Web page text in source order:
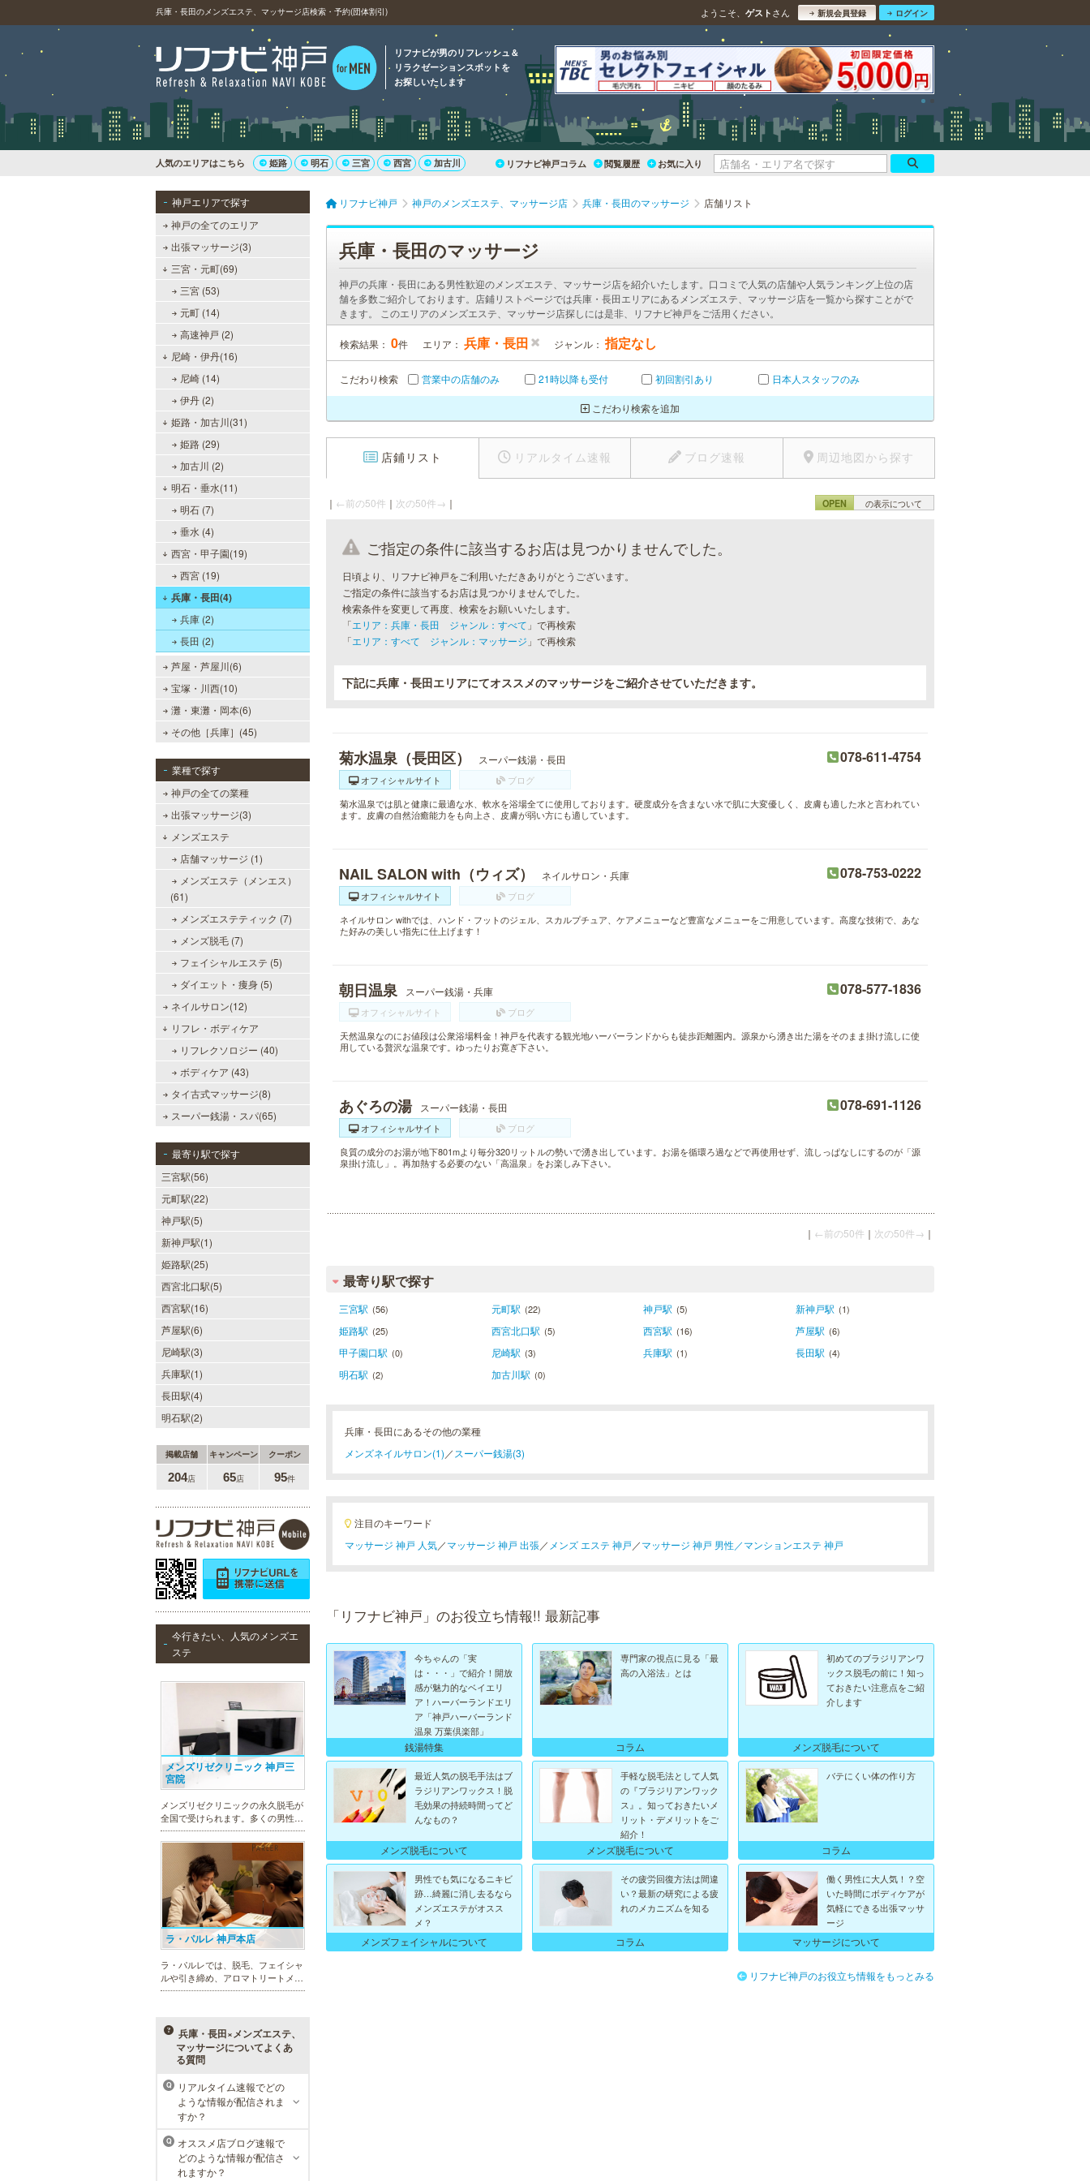
兵庫・長田のメンズエステ、マッサージ店検索・予約(団体割引) ようこそ、 ゲスト さん 新規会員登録 ログイン
リフナビが男のリフレッシュ＆
リラクゼーションスポットを
お探しいたします
人気のエリアはこちら 姫路 明石 三宮 西宮 加古川 リフナビ神戸コラム 閲覧履歴 お気に入り
神戸エリアで探す
神戸の全てのエリア
出張マッサージ(3)
三宮・元町(69)
三宮 (53)
元町 (14)
高速神戸 (2)
尼崎・伊丹(16)
尼崎 (14)
伊丹 (2)
姫路・加古川(31)
姫路 (29)
加古川 (2)
明石・垂水(11)
明石 (7)
垂水 (4)
西宮・甲子園(19)
西宮 (19)
兵庫・長田(4)
兵庫 (2)
長田 (2)
芦屋・芦屋川(6)
宝塚・川西(10)
灘・東灘・岡本(6)
その他［兵庫］(45)
業種で探す
神戸の全ての業種
出張マッサージ(3)
メンズエステ
店舗マッサージ (1)
メンズエステ（メンエス）
(61)
メンズエステティック (7)
メンズ脱毛 (7)
フェイシャルエステ (5)
ダイエット・痩身 (5)
ネイルサロン(12)
リフレ・ボディケア
リフレクソロジー (40)
ボディケア (43)
タイ古式マッサージ(8)
スーパー銭湯・スパ(65)
最寄り駅で探す
三宮駅(56)
元町駅(22)
神戸駅(5)
新神戸駅(1)
姫路駅(25)
西宮北口駅(5)
西宮駅(16)
芦屋駅(6)
尼崎駅(3)
兵庫駅(1)
長田駅(4)
明石駅(2)
掲載店舗 キャンペーン クーポン
204店 65店 95件
今行きたい、人気のメンズエ
ステ
メンズリゼクリニック 神戸三
宮院
メンズリゼクリニックの永久脱毛が
全国で受けられます。多くの男性患
者様にご支持頂き、新宿1院から始
まったメンズリゼクリニックが、現
在では提携院含め全国10院を展開す
るクリニックになりました。
ラ・パルレ 神戸本店
ラ・パルレでは、脱毛、フェイシャ
ルや引き締め、アロマトリートメン
ト、本格的なダイエットコース等、
回限定体験コースも多数取り揃えて
おります。
MEN’S TBC ミント神戸三宮店
メンズTBCは、ヒゲ脱毛やからだ脱
毛、ボディ引き締め、フェイシャル
等、清潔感を保ちたい方や、お手入
れを楽に済ませたい方を全力でサポ
ート致します。各種体験コースもご
兵庫・長田×メンズエステ、
マッサージについてよくあ
る質問
Q
リアルタイム速報でどの
ような情報が配信されま
すか？
Q
オススメ店ブログ速報で
どのような情報が配信さ
れますか？
リフナビ神戸 神戸のメンズエステ、マッサージ店 兵庫・長田のマッサージ 店舗リスト
兵庫・長田のマッサージ
神戸の兵庫・長田にある男性歓迎のメンズエステ、マッサージ店を紹介いたします。口コミで人気の店舗や人気ランキング上位の店
舗を多数ご紹介しております。店鋪リストページでは兵庫・長田エリアにあるメンズエステ、マッサージ店を一覧から探すことがで
きます。 このエリアのメンズエステ、マッサージ店探しには是非、リフナビ神戸をご活用ください。
検索結果： 0件 エリア： 兵庫・長田 ジャンル： 指定なし
こだわり検索 営業中の店舗のみ 21時以降も受付 初回割引あり 日本人スタッフのみ
こだわり検索を追加
店鋪リスト リアルタイム速報 ブログ速報 周辺地図から探す
｜ ←前の50件 ｜ 次の50件→ ｜ OPEN の表示について
ご指定の条件に該当するお店は見つかりませんでした。
日頃より、リフナビ神戸をご利用いただきありがとうございます。
ご指定の条件に該当するお店は見つかりませんでした。
検索条件を変更して再度、検索をお願いいたします。
「エリア：兵庫・長田 ジャンル：すべて 」で再検索
「エリア：すべて ジャンル：マッサージ 」で再検索
下記に兵庫・長田エリアにてオススメのマッサージをご紹介させていただきます。
菊水温泉（長田区） スーパー銭湯・長田 078-611-4754
オフィシャルサイト
ブログ
菊水温泉では肌と健康に最適な水、軟水を浴場全てに使用しております。硬度成分を含まない水で肌に大変優しく、皮膚も適した水と言われてい
ます。皮膚の自然治癒能力をも向上さ、皮膚が弱い方にも適しています。
NAIL SALON with（ウィズ） ネイルサロン・兵庫 078-753-0222
オフィシャルサイト
ブログ
ネイルサロン withでは、ハンド・フットのジェル、スカルプチュア、ケアメニューなど豊富なメニューをご用意しています。高度な技術で、あな
た好みの美しい指先に仕上げます！
朝日温泉 スーパー銭湯・兵庫 078-577-1836
オフィシャルサイト
ブログ
天然温泉なのにお値段は公衆浴場料金！神戸を代表する観光地ハーバーランドからも徒歩距離圏内。源泉から湧き出た湯をそのまま掛け流しに使
用している贅沢な温泉です。ゆったりお寛ぎ下さい。
あぐろの湯 スーパー銭湯・長田 078-691-1126
オフィシャルサイト
ブログ
良質の成分のお湯が地下801mより毎分320リットルの勢いで湧き出しています。お湯を循環ろ過などで再使用せず、流しっぱなしにするのが「源
泉掛け流し」。再加熱する必要のない「高温泉」をお楽しみ下さい。
｜ ←前の50件 ｜ 次の50件→ ｜
最寄り駅で探す
三宮駅 (56) 元町駅 (22) 神戸駅 (5) 新神戸駅 (1)
姫路駅 (25) 西宮北口駅 (5) 西宮駅 (16) 芦屋駅 (6)
甲子園口駅 (0) 尼崎駅 (3) 兵庫駅 (1) 長田駅 (4)
明石駅 (2) 加古川駅 (0)
兵庫・長田にあるその他の業種
メンズネイルサロン(1) ／ スーパー銭湯(3)
注目のキーワード
マッサージ 神戸 人気／マッサージ 神戸 出張／ メンズ エステ 神戸／マッサージ 神戸 男性／マンションエステ 神戸
「リフナビ神戸」のお役立ち情報!! 最新記事
今ちゃんの「実
は・・・」で紹介！開放
感が魅力的なベイエリ
ア！ハーバーランドエリ
ア「神戸ハーバーランド
温泉 万葉倶楽部」
銭湯特集
専門家の視点に見る「最
高の入浴法」とは
コラム
初めてのブラジリアンワ
ックス脱毛の前に！知っ
ておきたい注意点をご紹
介します
メンズ脱毛について
最近人気の脱毛手法はブ
ラジリアンワックス！脱
毛効果の持続時間ってど
んなもの？
メンズ脱毛について
手軽な脱毛法として人気
の『ブラジリアンワック
ス』。知っておきたいメ
リット・デメリットをご
紹介！
メンズ脱毛について
バテにくい体の作り方
コラム
男性でも気になるニキビ
跡…綺麗に消し去るなら
メンズエステがオスス
メ？
メンズフェイシャルについて
その疲労回復方法は間違
い？最新の研究による疲
れのメカニズムを知る
コラム
働く男性に大人気！？空
いた時間にボディケアが
気軽にできる出張マッサ
ージ
マッサージについて
リフナビ神戸のお役立ち情報をもっとみる